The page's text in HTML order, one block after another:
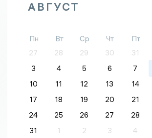
АВГУСТ
Пн Вт Ср Чт Пт
27
28 29 30 31
3
4 5 6 7
10
11 12 13 14
17
18 19 20 21
24
25 26 27 28
31
1 2 3 4